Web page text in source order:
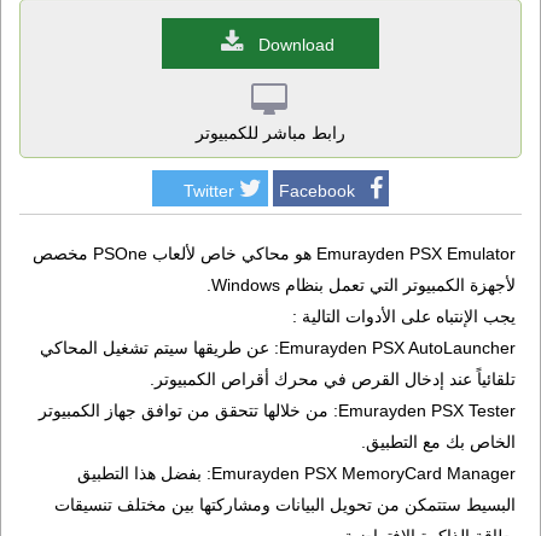
Download
رابط مباشر للكمبيوتر
Facebook
Twitter
Emurayden PSX Emulator هو محاكي خاص لألعاب PSOne مخصص
لأجهزة الكمبيوتر التي تعمل بنظام Windows.
يجب الإنتباه على الأدوات التالية :
Emurayden PSX AutoLauncher: عن طريقها سيتم تشغيل المحاكي
تلقائياً عند إدخال القرص في محرك أقراص الكمبيوتر.
Emurayden PSX Tester: من خلالها تتحقق من توافق جهاز الكمبيوتر
الخاص بك مع التطبيق.
Emurayden PSX MemoryCard Manager: بفضل هذا التطبيق
البسيط ستتمكن من تحويل البيانات ومشاركتها بين مختلف تنسيقات